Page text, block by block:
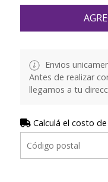
Envios
Antes de realizar
llegamos a tu
Calculá el costo de